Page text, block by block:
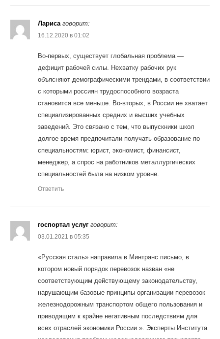
Лариса говорит:
16.12.2020 в 01:02
Во-первых, существует глобальная проблема —
дефицит рабочей силы. Нехватку рабочих рук
объясняют демографическими трендами, в соответствии
с которыми россиян трудоспособного возраста
становится все меньше. Во-вторых, в России не хватает
специализированных средних и высших учебных
заведений. Это связано с тем, что выпускники школ
долгое время предпочитали получать образование по
специальностям: юрист, экономист, финансист,
менеджер, а спрос на работников металлургических
специальностей была на низком уровне.
Ответить
госпортал услуг говорит:
03.01.2021 в 05:35
«Русская сталь» направила в Минтранс письмо, в
котором новый порядок перевозок назван «не
соответствующим действующему законодательству,
нарушающим базовые принципы организации перевозок
железнодорожным транспортом общего пользования и
приводящим к крайне негативным последствиям для
всех отраслей экономики России ». Эксперты Института